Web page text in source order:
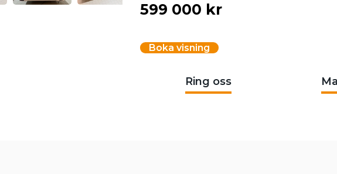
599 000 kr
Boka visning
Ring oss